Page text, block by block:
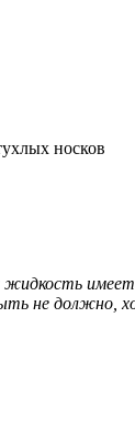
носков
имеет
не должно,